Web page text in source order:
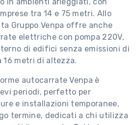
tra 14 e 75 metri. Allo
Gruppo Venpa offre anche
elettriche con pompa 220V,
di edifici senza emissioni di
16 metri di altezza.
autocarrate Venpa è
periodi, perfetto per
e installazioni temporanee,
termine, dedicati a chi utilizza